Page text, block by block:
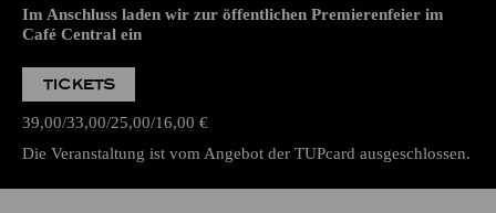
Im Anschluss laden wir zur öffentlichen Premierenfeier im
Café Central ein
TICKETS
39,00 33,00 25,00 16,00 €
Die Veranstaltung ist vom Angebot der TUPcard ausgeschlossen.